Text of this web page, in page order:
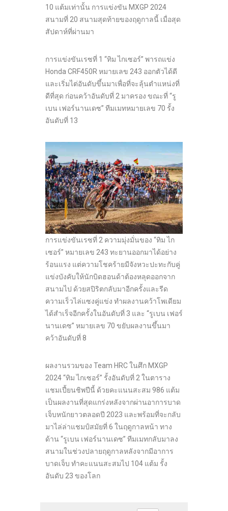
10 แต้มเท่านั้น การแข่งขัน MXGP 2024
สนามที่ 20 สนามสุดท้ายของฤดูกาลนี้ เมื่อสุด
สัปดาห์ที่ผ่านมา
การแข่งขันเรซที่ 1 “ทิม ไกเซอร์” พารถแข่ง
Honda CRF450R หมายเลข 243 ออกตัวได้ดี
และเริ่มไต่อันดับขึ้นมาเพื่อที่จะลุ้นตำแหน่งที่
ดีที่สุด ก่อนคว้าอันดับที่ 2 มาครอง ขณะที่ “รู
เบน เฟอร์นานเดซ” ทีมเมทหมายเลข 70 รั้ง
อันดับที่ 13
การแข่งขันเรซที่ 2 ความมุ่งมั่นของ “ทิม ไก
เซอร์” หมายเลข 243 ทะยานออกมาได้อย่าง
ร้อนแรง แต่ความโชคร้ายมีจังหวะปะทะกับคู่
แข่งบังคับให้นักบิดฮอนด้าต้องหลุดออกจาก
สนามไป ด้วยสปิริตกลับมาอีกครั้งและรีด
ความเร็วไล่แซงคู่แข่ง ทำผลงานคว้าโพเดียม
ได้สำเร็จอีกครั้งในอันดับที่ 3 และ “รูเบน เฟอร์
นานเดซ” หมายเลข 70 ขยับผลงานขึ้นมา
คว้าอันดับที่ 8
ผลงานรวมของ Team HRC ในศึก MXGP
2024 “ทิม ไกเซอร์” รั้งอันดับที่ 2 ในตาราง
แชมเปี้ยนชิพปีนี้ ด้วยคะแนนสะสม 986 แต้ม
เป็นผลงานที่สุดแกร่งหลังจากผ่านอาการบาด
เจ็บหนักยาวตลอดปี 2023 และพร้อมที่จะกลับ
มาไล่ล่าแชมป์สมัยที่ 6 ในฤดูกาลหน้า ทาง
ด้าน “รูเบน เฟอร์นานเดซ” ทีมเมทกลับมาลง
สนามในช่วงปลายฤดูกาลหลังจากมีอาการ
บาดเจ็บ ทำคะแนนสะสมไป 104 แต้ม รั้ง
อันดับ 23 ของโลก